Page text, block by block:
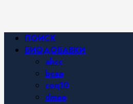
Основное
меню
ПОИСК
БИОДОБАВКИ
ahcc
bcaa
coq10
dmae